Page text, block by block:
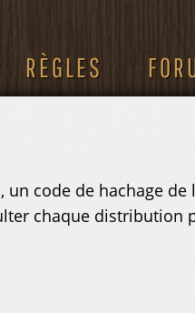
RÈGLES
code de hachage
chaque distribution